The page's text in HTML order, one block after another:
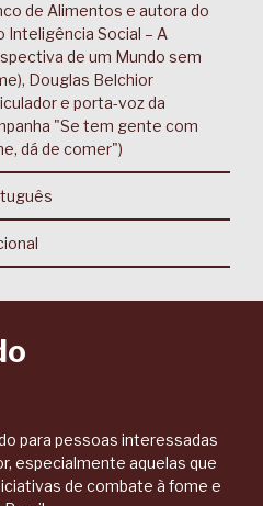
de Alimentos e autora do
Inteligência Social – A
de um Mundo sem
Douglas Belchior
e porta-voz da
"Se tem gente com
dá de comer")
para pessoas interessadas
especialmente aquelas que
de combate à fome e